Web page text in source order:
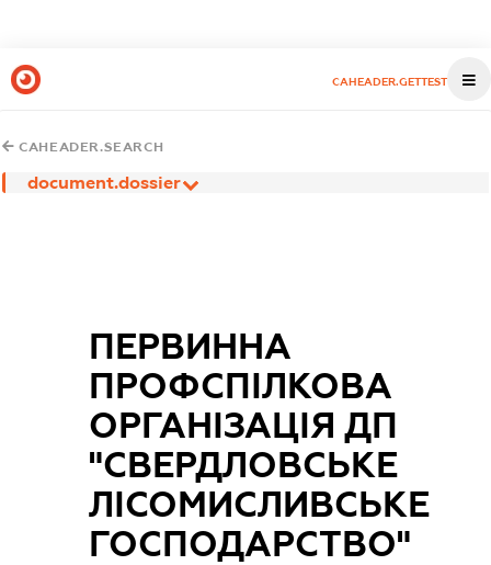
CAHEADER.GETTEST
CAHEADER.SEARCH
document.dossier
ПЕРВИННА
ПРОФСПІЛКОВА
ОРГАНІЗАЦІЯ ДП
"СВЕРДЛОВСЬКЕ
ЛІСОМИСЛИВСЬКЕ
ГОСПОДАРСТВО"